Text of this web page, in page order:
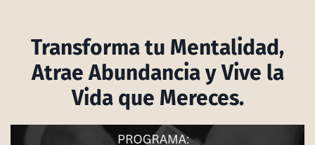
Transforma tu Mentalidad,
Atrae Abundancia y Vive la
Vida que Mereces.